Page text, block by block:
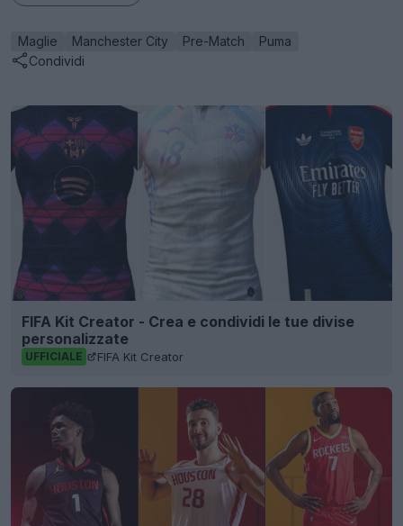
Maglie Manchester City Pre-Match
Puma
Condividi
FIFA Kit Creator - Crea e condividi le tue divise
personalizzate
UFFICIALE FIFA Kit Creator